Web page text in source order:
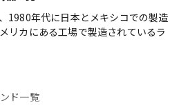
アコギ/エレアコ
1980年代に日本とメキシコでの製造
リカにある工場で製造されているラ
ド一覧